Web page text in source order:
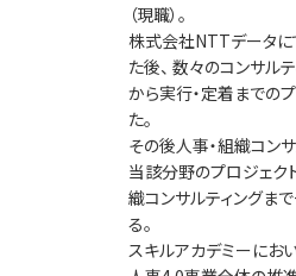
（現職）。
株式会社NTTデータに
た後、 数々のコンサル
から実行・定着までの
た。
その後人事・組織コン
当該分野のプロジェク
織コンサルティングま
る。
スキルアカデミーにお